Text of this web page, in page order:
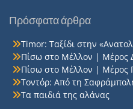
Πρόσφατα άρθρα
Timor: Ταξίδι στην
Πίσω στο Μέλλον | Μέρος
Πίσω στο Μέλλον | Μέρος
Τοντόρ: Από τη
Τα παιδιά της αλάνας